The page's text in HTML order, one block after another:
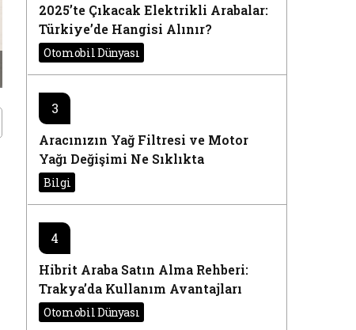
2025’te Çıkacak Elektrikli Arabalar:
Türkiye’de Hangisi Alınır?
Otomobil Dünyası
3
Aracınızın Yağ Filtresi ve Motor
Yağı Değişimi Ne Sıklıkta
Yapılmalı?
Bilgi
4
Hibrit Araba Satın Alma Rehberi:
Trakya’da Kullanım Avantajları
Otomobil Dünyası